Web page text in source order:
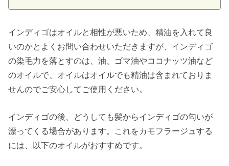
インディゴはオイルと相性が悪いため、精油を入れて良
いのかとよくお問い合わせいただきますが、インディゴ
の染毛力を落とすのは、油、ゴマ油やココナッツ油など
のオイルで、オイルはオイルでも精油は含まれておりま
せんのでご安心してご使用ください。
インディゴの後、どうしても髪からインディゴの匂いが
漂ってくる場合があります。これをカモフラージュする
には、以下のオイルがおすすめです。